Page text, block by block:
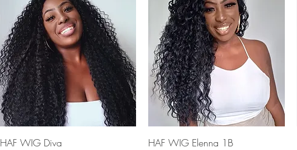
Visualização rápida
HAF WIG Diva Visualização rápida
HAF WIG Elenna 1B